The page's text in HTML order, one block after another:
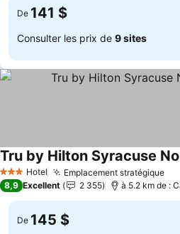
De 141 $
Consulter les prix de 9 sites
3 ÉtoilesHotel Emplacement stratégique
Tru by Hilton Syracuse
8,9 Excellent 2 355 à 5.2 km de :
De 145 $